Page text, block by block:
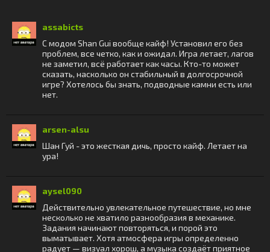
assabicts
С модом Shan Gui вообще кайф! Установил его без
проблем, все четко, как и ожидал. Игра летает, лагов
не заметил, всё работает как часы. Кто-то может
сказать, насколько он стабильный в долгосрочной
игре? Хотелось бы знать, подводные камни есть или
нет.
arsen-alsu
Шан Гуй - это жесткая дичь, просто кайф. Летает на
ура!
aysel090
Действительно увлекательное путешествие, но мне
несколько не хватило разнообразия в механике.
Задания начинают повторяться, и порой это
выматывает. Хотя атмосфера игры определенно
радует — визуал хорош, а музыка создаёт приятное